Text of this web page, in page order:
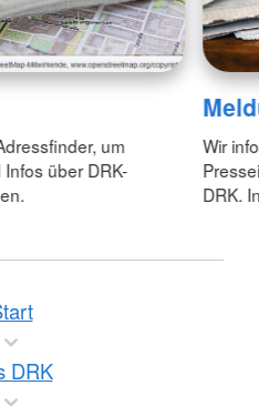
um
über DRK-
Wir
DRK.
DRK